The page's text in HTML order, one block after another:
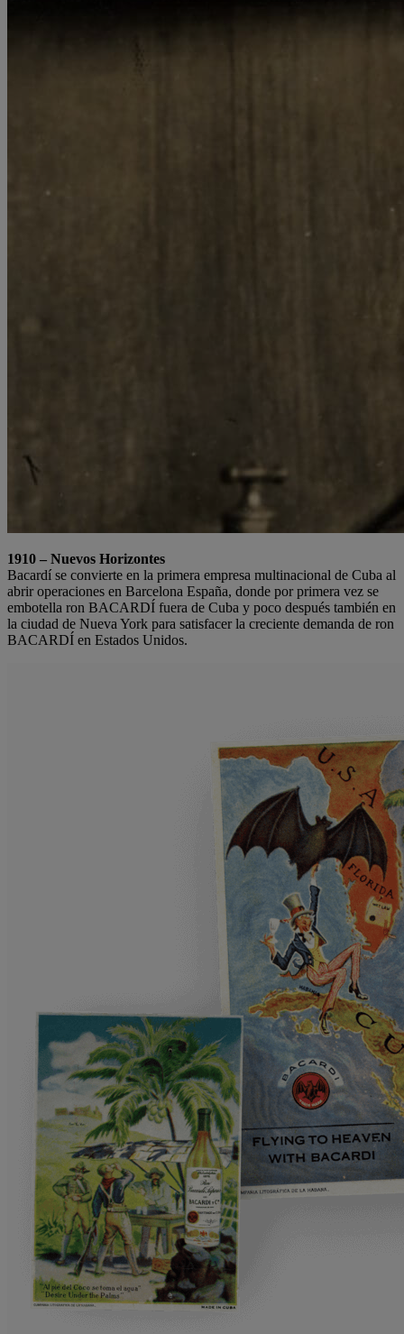
1910 – Nuevos Horizontes
Bacardí se convierte en la primera empresa multinacional de Cuba al
abrir operaciones en Barcelona España, donde por primera vez se
embotella ron BACARDÍ fuera de Cuba y poco después también en
la ciudad de Nueva York para satisfacer la creciente demanda de ron
BACARDÍ en Estados Unidos.